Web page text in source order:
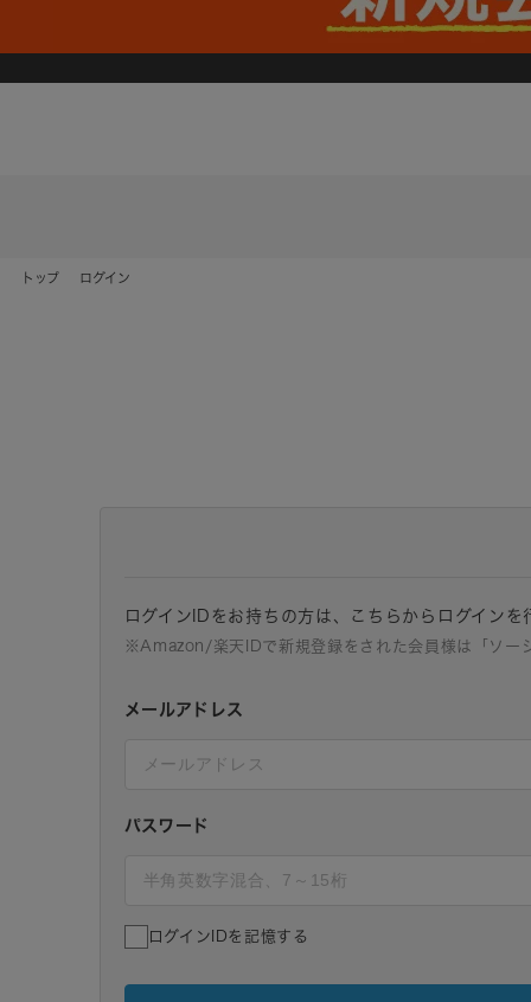
トップ ログイン
ログインIDをお持ちの方は、こちらからログインを
※Amazon/楽天IDで新規登録をされた会員様は「ソー
メールアドレス
パスワード
ログインIDを記憶する